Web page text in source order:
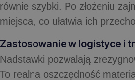
równie szybki. Po złożeniu
miejsca, co ułatwia ich
Zastosowanie w logistyce i
Nadstawki pozwalają
To realna oszczędność